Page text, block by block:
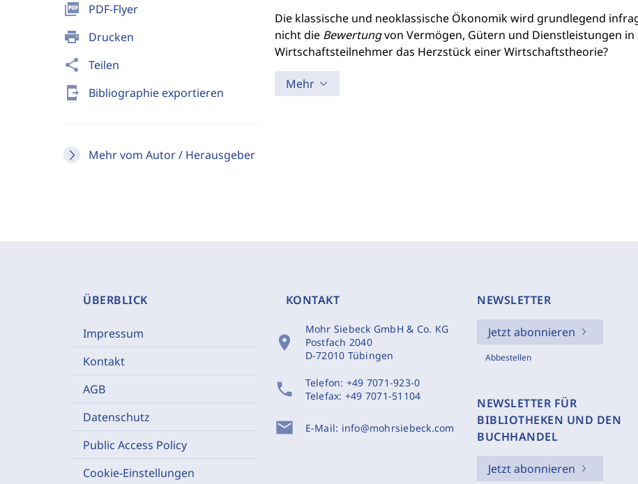
picture_as_pdf PDF-Flyer
print Drucken
share Teilen
send_to_mobile Bibliographie exportieren
Mehr vom Autor / Herausgeber
Die klassische und neoklassische Ökonomik wird grundlegend
nicht die Bewertungvon Vermögen, Gütern und Dienstleistungen
Wirtschaftsteilnehmer das Herzstück einer Wirtschaftstheorie?
Mehr
ÜBERBLICK
Impressum
Kontakt
AGB
Datenschutz
Public Access Policy
Cookie-Einstellungen
KONTAKT
location_on
Mohr Siebeck GmbH & Co. KG
Postfach 2040
D-72010 Tübingen
phone Telefon: +49 7071-923-0
Telefax: +49 7071-51104
mail E-Mail: info@mohrsiebeck.com
NEWSLETTER
Jetzt abonnieren
Abbestellen
NEWSLETTER FÜR
BIBLIOTHEKEN UND DEN
BUCHHANDEL
Jetzt abonnieren